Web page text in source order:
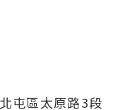
屯區太原路3段